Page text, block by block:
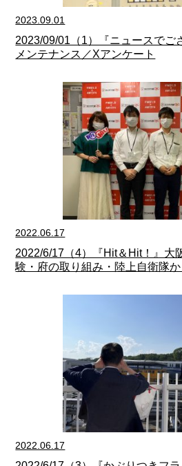
2023.09.01
2023/09/01（1）『ニュースでご
メンテナンス／Xアンケート
2022.06.17
2022/6/17（4）『Hit＆Hit！』大
験・府の取り組み・陸上自衛隊
2022.06.17